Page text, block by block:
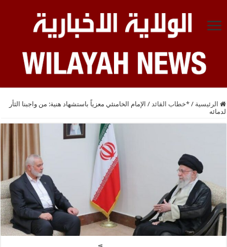
الرئيسية / *خطاب القائد / الإمام الخامنئي معزياً باستشهاد هنية: من واجبنا الثأر
لدمائه